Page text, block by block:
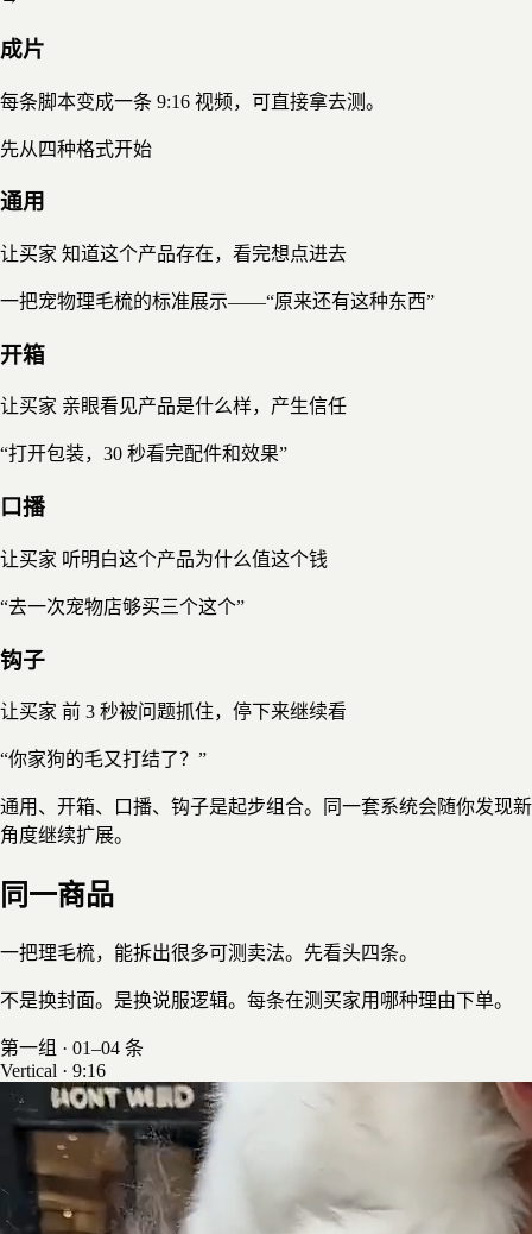
成片
每条脚本变成一条 9:16 视频，可直接拿去测。
先从四种格式开始
通用
让买家 知道这个产品存在，看完想点进去
一把宠物理毛梳的标准展示——“原来还有这种东西”
开箱
让买家 亲眼看见产品是什么样，产生信任
“打开包装，30 秒看完配件和效果”
口播
让买家 听明白这个产品为什么值这个钱
“去一次宠物店够买三个这个”
钩子
让买家 前 3 秒被问题抓住，停下来继续看
“你家狗的毛又打结了？”
通用、开箱、口播、钩子是起步组合。同一套系统会随你发现新
角度继续扩展。
同一商品
一把理毛梳，能拆出很多可测卖法。先看头四条。
不是换封面。是换说服逻辑。每条在测买家用哪种理由下单。
第一组 · 01–04 条
Vertical · 9:16